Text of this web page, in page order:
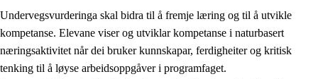
Undervegsvurderinga skal bidra til å fremje læring og til å utvikle
kompetanse. Elevane viser og utviklar kompetanse i naturbasert
næringsaktivitet når dei bruker kunnskapar, ferdigheiter og kritisk
tenking til å løyse arbeidsoppgåver i programfaget.